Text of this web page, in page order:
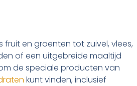
fruit en groenten tot zuivel, vlees,
of een uitgebreide maaltijd
de speciale producten van
kunt vinden, inclusief